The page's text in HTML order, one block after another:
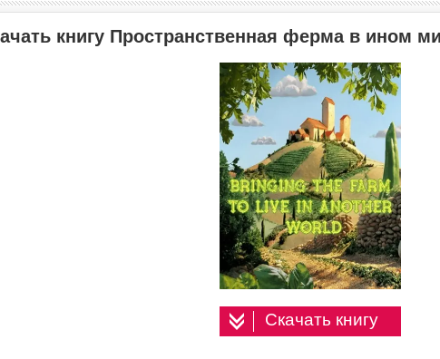
книгу Пространственная ферма в ином
Скачать книгу